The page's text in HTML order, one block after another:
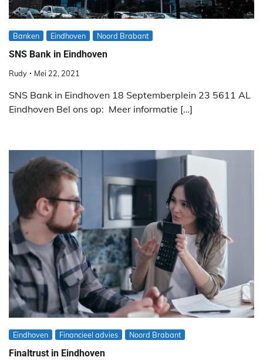
Banken Eindhoven Noord Brabant
SNS Bank in Eindhoven
Rudy Mei 22, 2021
SNS Bank in Eindhoven 18 Septemberplein 23 5611 AL
Eindhoven Bel ons op: Meer informatie […]
Eindhoven Financieel advies Noord Brabant
Finaltrust in Eindhoven